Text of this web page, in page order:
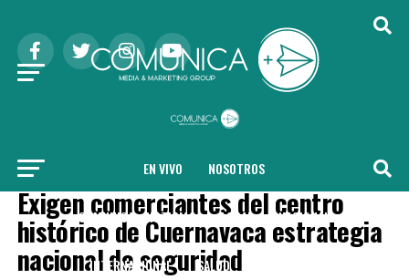
EN VIVO NOSOTROS
COMUNICA + NOTICIAS LOCAL NACIONAL
INTERNACIONAL SALUD
COMUNICA + NOTICIAS
Exigen comerciantes del centro
histórico de Cuernavaca estrategia
nacional de seguridad